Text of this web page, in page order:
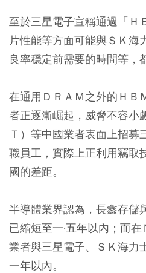
至於三星電子宣稱通過「Ｈ
片性能等方面可能與ＳＫ海
良率穩定前需要的時間等，
在通用ＤＲＡＭ之外的ＨＢ
者正逐漸崛起，威脅不容小
Ｔ）等中國業者表面上招募
職員工，實際上正利用竊取
國的差距。
半導體業界認為，長鑫存儲
已縮短至一·五年以內；而
業者與三星電子、ＳＫ海力
一年以內。